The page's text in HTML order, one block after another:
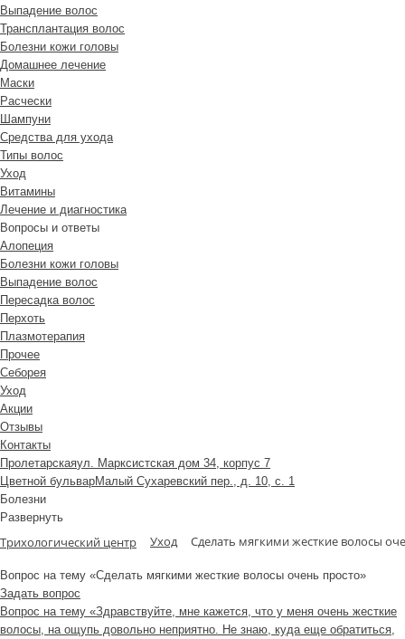
Выпадение волос
Трансплантация волос
Болезни кожи головы
Домашнее лечение
Маски
Расчески
Шампуни
Средства для ухода
Типы волос
Уход
Витамины
Лечение и диагностика
Вопросы и ответы
Алопеция
Болезни кожи головы
Выпадение волос
Пересадка волос
Перхоть
Плазмотерапия
Прочее
Себорея
Уход
Акции
Отзывы
Контакты
Пролетарскаяул. Марксистская дом 34, корпус 7
Цветной бульварМалый Сухаревский пер., д. 10, с. 1
Болезни
Развернуть
Трихологический центр Уход Сделать мягкими жесткие волосы
Вопрос на тему «Сделать мягкими жесткие волосы очень просто»
Задать вопрос
Вопрос на тему «Здравствуйте, мне кажется, что у меня очень жесткие
волосы, на ощупь довольно неприятно. Не знаю, куда еще обратиться,